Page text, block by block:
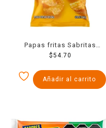
Papas fritas Sabritas
Receta Crujiente sal 160 g
$54.70
Añadir al carrito